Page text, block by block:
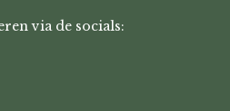
via de socials: